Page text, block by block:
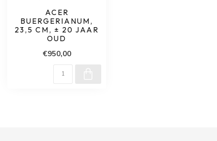
ACER
BUERGERIANUM,
23,5 CM, ± 20 JAAR
OUD
€950,00